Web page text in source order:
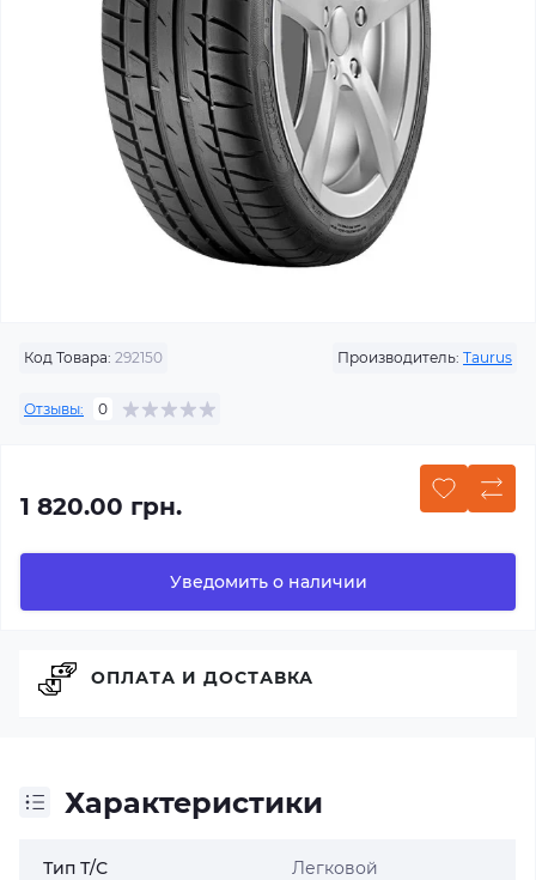
Код Товара: 292150 Производитель: Taurus
Отзывы: 0
1 820.00 грн.
Уведомить о наличии
Характеристики
Тип Т/С Легковой
ОПЛАТА И ДОСТАВКА